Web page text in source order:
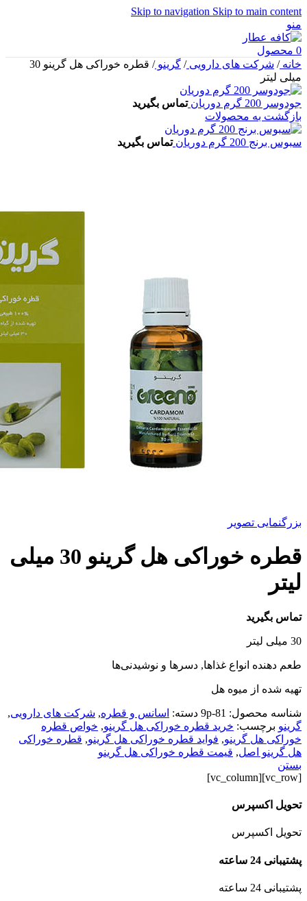
Skip to navigation Skip to main content
منو
0 محصول
خانه/ شرکت های دارویی/ گرینو/
قطره خوراکی هل گرینو 30
میلی لیتر
جودوسر 200 گرم دوریان
تماس بگیرید
بازگشت به محصولات
سبوس برنج 200 گرم دوریان تماس بگیرید
بزرگنمایی تصویر
قطره خوراکی هل گرینو 30 میلی
لیتر
تماس بگیرید
30 میلی لیتر
طعم دهنده انواع غذاها, دسرها و نوشیدنی‌ها
تهیه شده از میوه هل
شناسه محصول: 9p-81 دسته: اسانس و قطره, شرکت های دارویی,
گرینو برچسب: خرید قطره خوراکی هل گرینو, خواص قطره
خوراکی هل گرینو, فواید قطره خوراکی هل گرینو, قطره خوراکی
هل گرینو اصل, قیمت قطره خوراکی هل گرینو
بستن
[vc_row][vc_column]
تحویل اکسپرس
تحویل اکسپرس
پشتیبانی 24 ساعته
پشتیبانی 24 ساعته